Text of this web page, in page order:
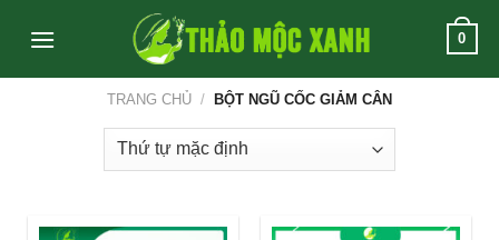
0
TRANG CHỦ / BỘT NGŨ CỐC GIẢM CÂN